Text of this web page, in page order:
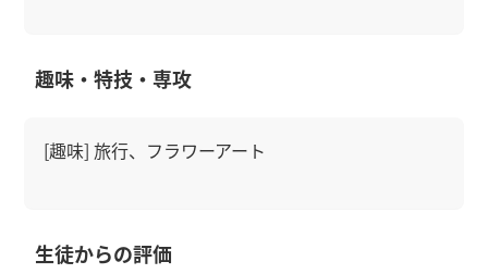
趣味・特技・専攻
[趣味] 旅行、フラワーアート
生徒からの評価